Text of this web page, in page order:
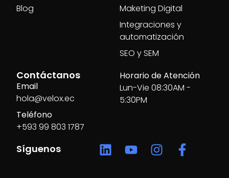
Blog
Maketing Digital
Integraciones y
automatización
SEO y SEM
Contáctanos
Email
hola@velox.ec
Teléfono
+593 99 803 1787
Horario de Atención
Lun-Vie 08:30AM -
5:30PM
Síguenos